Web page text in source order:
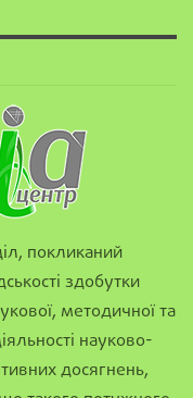
покликаний
здобутки
методичної та
науково-
досягнень,